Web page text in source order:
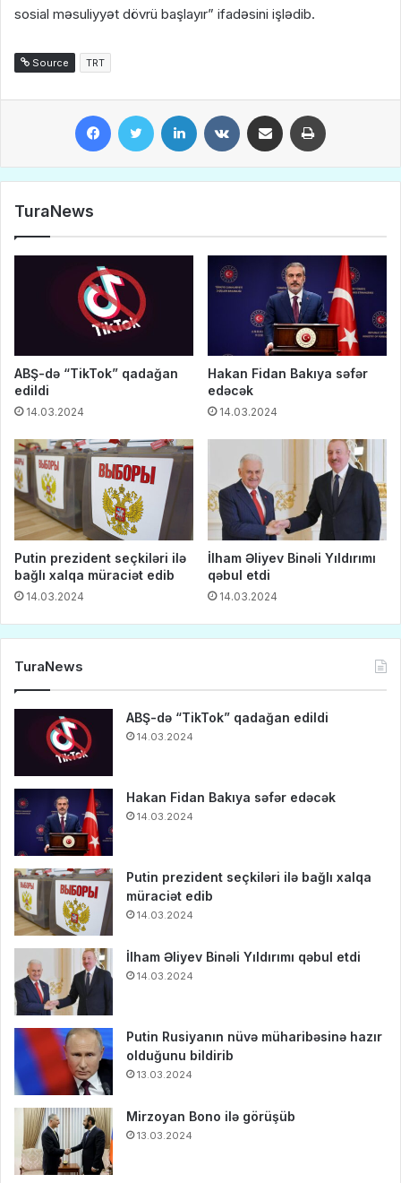
sosial məsuliyyət dövrü başlayır” ifadəsini işlədib.
Source TRT
TuraNews
ABŞ-də “TikTok” qadağan
edildi
14.03.2024
Hakan Fidan Bakıya səfər
edəcək
14.03.2024
Putin prezident seçkiləri ilə
bağlı xalqa müraciət edib
14.03.2024
İlham Əliyev Binəli Yıldırımı
qəbul etdi
14.03.2024
TuraNews
ABŞ-də “TikTok” qadağan edildi
14.03.2024
Hakan Fidan Bakıya səfər edəcək
14.03.2024
Putin prezident seçkiləri ilə bağlı xalqa
müraciət edib
14.03.2024
İlham Əliyev Binəli Yıldırımı qəbul etdi
14.03.2024
Putin Rusiyanın nüvə müharibəsinə hazır
olduğunu bildirib
13.03.2024
Mirzoyan Bono ilə görüşüb
13.03.2024